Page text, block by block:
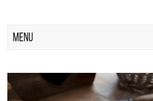
Menu